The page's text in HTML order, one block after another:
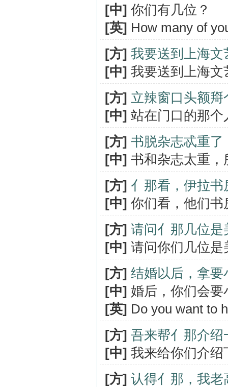
[中] 你们有几位？
[英] How many of
[方] 我要送到上海文
[中] 我要送到上海文
[方] 立辣窗口头额
[中] 站在门口的那
[方] 书脱杂志忒重
[中] 书和杂志太重
[方] 亻那看，伊拉
[中] 你们看，他们
[方] 请问亻那几位
[中] 请问你们几位
[方] 结婚以后，拿要
[中] 婚后，你们会要
[英] Do you want to
[方] 吾来帮亻那介绍
[中] 我来给你们介绍
[方] 认得亻那，我老